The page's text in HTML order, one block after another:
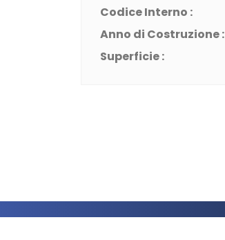
Codice Interno :
Anno di Costruzione :
Superficie :